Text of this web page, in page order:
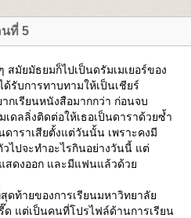
นที่ 5
สมัยมัธยมก็ไปเป็นดรัมเมเยอร์ของ
รับการทาบทามให้เป็นเชียร์
กเรียนหนังสือมากกว่า ก่อนจบ
ดลลิ่งติดต่อให้เธอเป็นดาราด้วยซ้ำ
าราเสียตั้งแต่วันนั้น เพราะคงมี
ไปจะทำอะไรกินอย่างวันนี้ แต่
แสดงออก และมีแฟนแล้วด้ว
ท้ายของการเรียนมหาวิทยาลั
ด แต่เป็นคนที่โปรไฟล์ด้านการเรียน